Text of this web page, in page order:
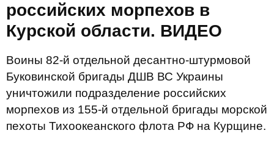
российских морпехов в
Курской области. ВИДЕО
Воины 82-й отдельной десантно-штурмовой
Буковинской бригады ДШВ ВС Украины
уничтожили подразделение российских
морпехов из 155-й отдельной бригады морской
пехоты Тихоокеанского флота РФ на Курщине.